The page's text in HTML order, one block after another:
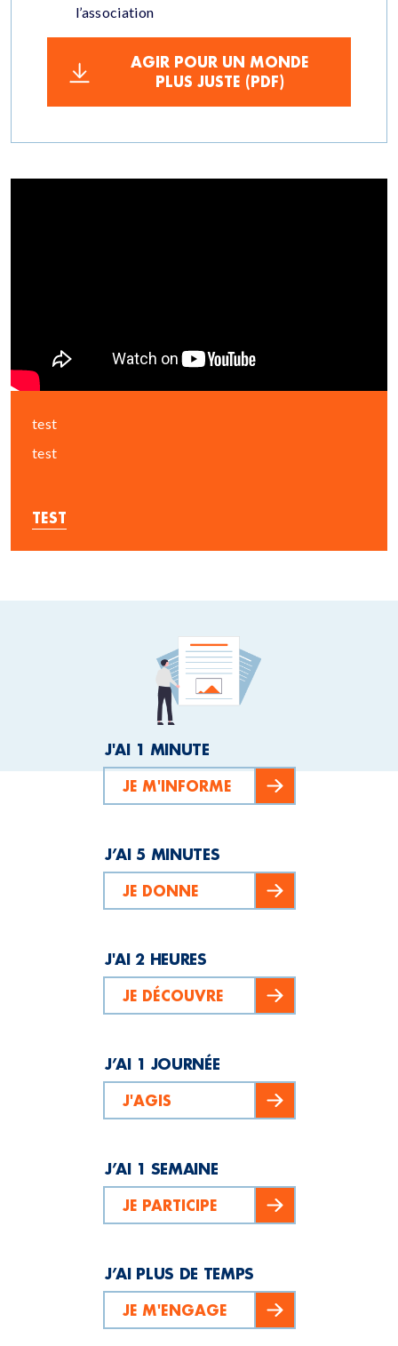
l’association
AGIR POUR UN MONDE
PLUS JUSTE (PDF)
test
test
TEST
J'AI 1 MINUTE
JE M'INFORME
J’AI 5 MINUTES
JE DONNE
J'AI 2 HEURES
JE DÉCOUVRE
J’AI 1 JOURNÉE
J'AGIS
J’AI 1 SEMAINE
JE PARTICIPE
J’AI PLUS DE TEMPS
JE M'ENGAGE